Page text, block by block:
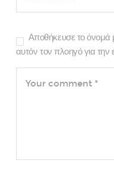
Αποθήκευσε το όνομά
αυτόν τον πλοηγό για